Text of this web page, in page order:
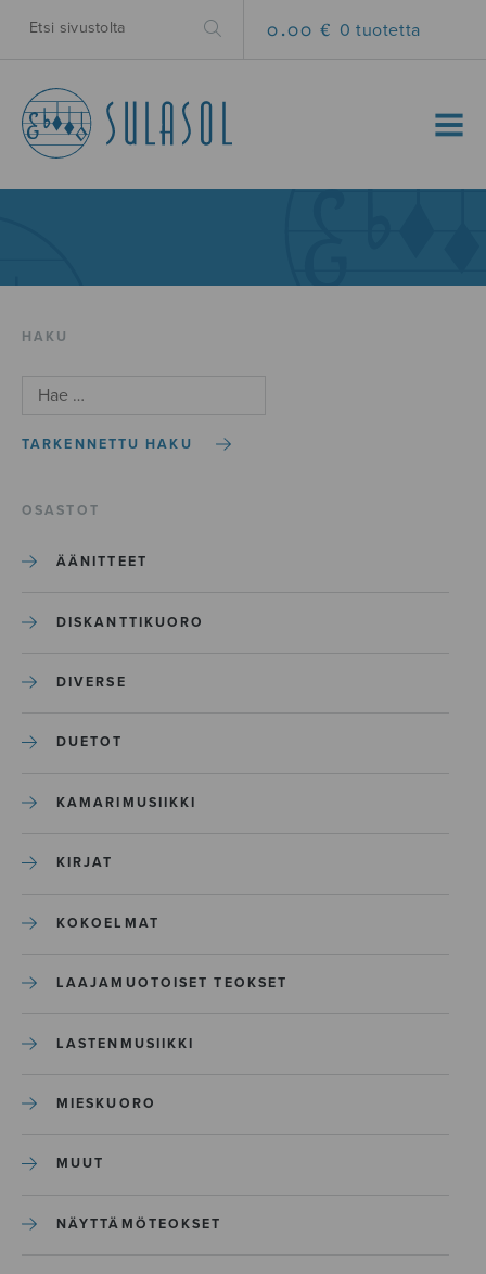
0.00 € 0 tuotetta
MENU
HAKU
TARKENNETTU HAKU
OSASTOT
ÄÄNITTEET
DISKANTTIKUORO
DIVERSE
DUETOT
KAMARIMUSIIKKI
KIRJAT
KOKOELMAT
LAAJAMUOTOISET TEOKSET
LASTENMUSIIKKI
MIESKUORO
MUUT
NÄYTTÄMÖTEOKSET